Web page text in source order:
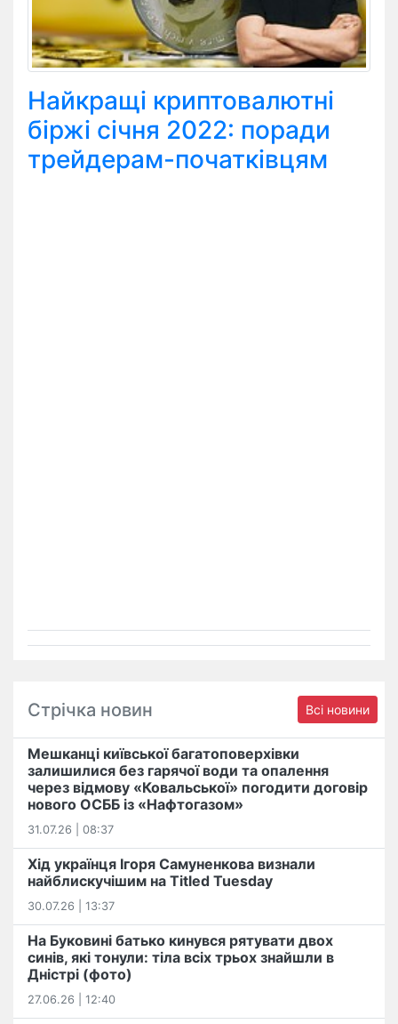
Найкращі криптовалютні
біржі січня 2022: поради
трейдерам-початківцям
Стрічка новин Всі новини
Мешканці київської багатоповерхівки
залишилися без гарячої води та опалення
через відмову «Ковальської» погодити договір
нового ОСББ із «Нафтогазом»
31.07.26 | 08:37
Хід українця Ігоря Самуненкова визнали
найблискучішим на Titled Tuesday
30.07.26 | 13:37
На Буковині батько кинувся рятувати двох
синів, які тонули: тіла всіх трьох знайшли в
Дністрі (фото)
27.06.26 | 12:40